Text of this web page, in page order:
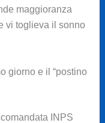
maggioranza
vi toglieva il sonno
giorno e il “postino
INPS